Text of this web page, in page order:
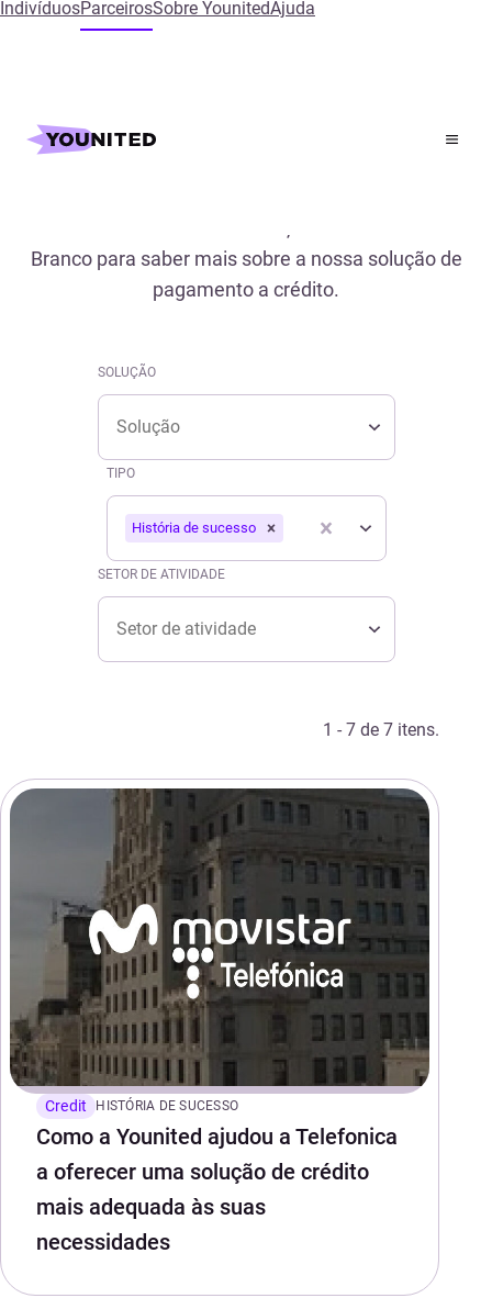
IndivíduosParceirosSobre YounitedAjuda
Inicial
Branco para saber mais sobre a nossa solução de
pagamento a crédito.
SOLUÇÃO
Solução
Solução
TIPO
Tipo
História de sucesso
SETOR DE ATIVIDADE
Setor de atividade
Setor de atividade
1 - 7 de 7 itens.
Credit HISTÓRIA DE SUCESSO
Como a Younited ajudou a Telefonica
a oferecer uma solução de crédito
mais adequada às suas
necessidades